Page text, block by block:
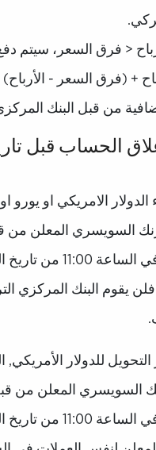
< فرق السعر، سيتم
+ (فرق السعر -
من قبل البنك
الحساب قبل
الامريكي او يورو
السويسري المعلن من
المركزي التركي في
يقوم البنك المركزي
للدولار الأمريكي,
السويسري المعلن من
المركزي التركي في